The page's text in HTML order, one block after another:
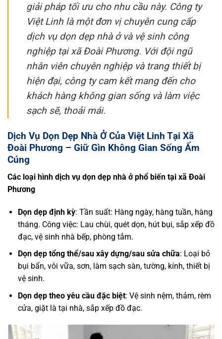
giải pháp tối ưu cho nhu cầu này. Công ty
Việt Linh là một đơn vị chuyên cung cấp
dịch vụ dọn dẹp nhà ở và vệ sinh công
nghiệp tại xã Đoài Phương. Với đội ngũ
nhân viên chuyên nghiệp và trang thiết bị
hiện đại, công ty cam kết mang đến cho
khách hàng không gian sống và làm việc
sạch sẽ, thoải mái.
Dịch Vụ Dọn Dẹp Nhà Ở Của Việt Linh Tại Xã
Đoài Phương – Giữ Gìn Không Gian Sống Ấm
Cúng
Các loại hình dịch vụ dọn dẹp nhà ở phổ biến tại xã Đoài
Phương
Dọn dẹp định kỳ: Tần suất: Hàng ngày, hàng tuần, hàng
tháng. Công việc: Lau chùi, quét dọn, hút bụi, sắp xếp đồ
đạc, vệ sinh nhà bếp, phòng tắm.
Dọn dẹp tổng thể/sau xây dựng/sau sửa chữa: Loại bỏ
bụi bẩn, vôi vữa, sơn, làm sạch sàn, tường, kính, thiết bị
vệ sinh.
Dọn dẹp theo yêu cầu đặc biệt: Vệ sinh nệm, thảm, rèm
cửa, giặt là tại nhà, sắp xếp đồ đạc.